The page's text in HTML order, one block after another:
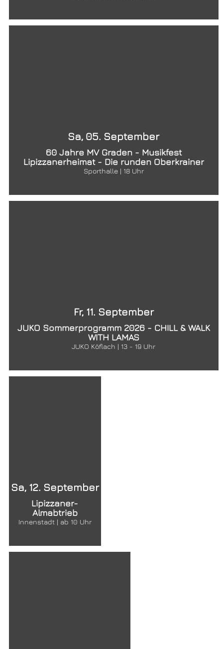
Sa, 05. September
60 Jahre MV Graden - Musikfest
Lipizzanerheimat - Die runden Oberkrainer
Sporthalle | 18 Uhr
Fr, 11. September
JUKO Sommerprogramm 2026 - CHILL & WALK
WITH LAMAS
JUKO Köflach | 13 - 19 Uhr
Sa, 12. September
Lipizzaner-
Almabtrieb
Innenstadt | ab 10 Uhr